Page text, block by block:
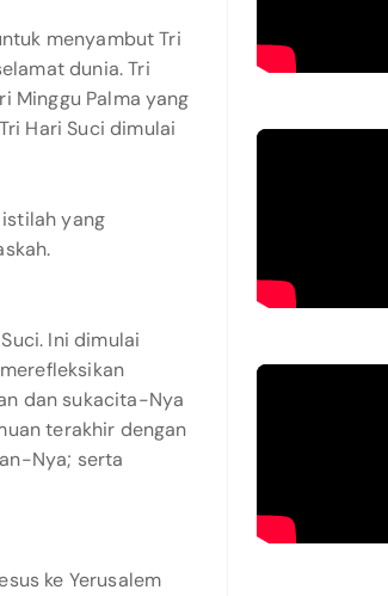
menyambut Tri
dunia. Tri
Minggu Palma yang
Hari Suci dimulai
yang
Ini dimulai
dan sukacita-Nya
terakhir dengan
Nya; serta
ke Yerusalem